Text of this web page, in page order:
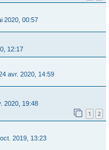
2020, 00:57
12:17
avr. 2020, 14:59
2020, 19:48
1 2
2019, 13:23